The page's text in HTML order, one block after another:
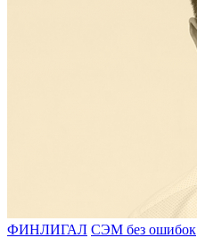
ФИНЛИГАЛ СЭМ без ошибок